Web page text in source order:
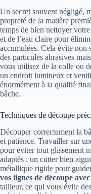
Un secret souvent négligé,
propreté de la matière
temps de bien nettoyer
et de l’eau claire pour
accumulées. Cela évite non
des particules abrasives
vous utilisez de la colle ou
un endroit lumineux et
énormément à la qualité
bâche.
Techniques de découpe
Découper correctement la
et patience. Travailler sur
pour éviter tout glissement
adaptés : un cutter bien
métallique rigide pour
vos lignes de découpe
tailleur, ce qui vous évite